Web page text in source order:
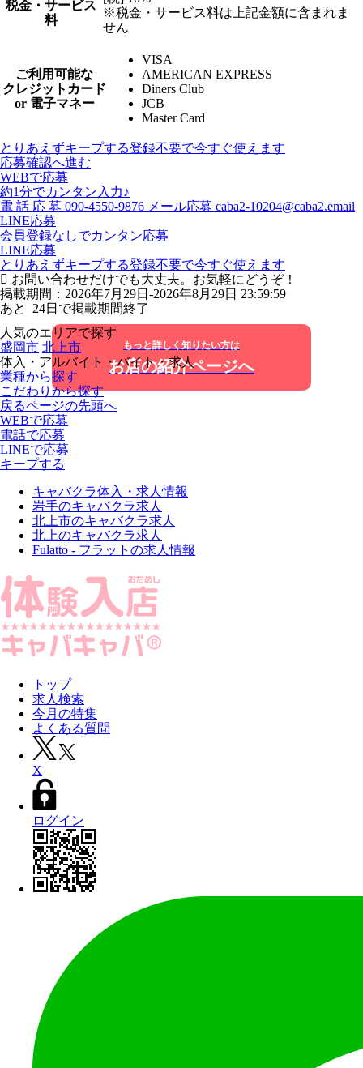
税金・サービス
料
※税金・サービス料は上記金額に含まれま
せん
ご利用可能な
クレジットカード
or 電子マネー
VISA
AMERICAN EXPRESS
Diners Club
JCB
Master Card
とりあえずキープする登録不要で今すぐ使えます
応募確認へ進む
WEBで応募
約1分でカンタン入力♪
電 話 応 募 090-4550-9876 メール応募 caba2-10204@caba2.email
LINE応募
会員登録なしでカンタン応募
LINE応募
とりあえずキープする登録不要で今すぐ使えます
お問い合わせだけでも大丈夫。お気軽にどうぞ！
掲載期間：2026年7月29日-2026年8月29日 23:59:59
あと 24日で掲載期間終了
もっと詳しく知りたい方は
お店の紹介ページへ
人気のエリアで探す
盛岡市 北上市
体入・アルバイト・バイト・求人
業種から探す
こだわりから探す
戻るページの先頭へ
WEBで応募
電話で応募
LINEで応募
キープする
キャバクラ体入・求人情報
岩手のキャバクラ求人
北上市のキャバクラ求人
北上のキャバクラ求人
Fulatto - フラットの求人情報
トップ
求人検索
今月の特集
よくある質問
X
ログイン